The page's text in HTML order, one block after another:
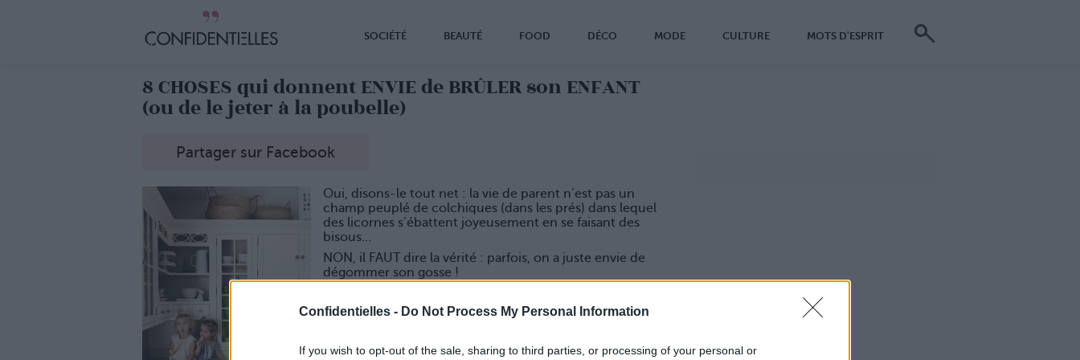
Confidentielles - Do Not Process My Personal Information
If you wish to opt-out of the sale, sharing to third parties, or processing of your personal or
SOCIÉTÉ BEAUTÉ FOOD DÉCO MODE CULTURE MOTS D'ESPRIT
8 CHOSES qui donnent ENVIE de BRÛLER son ENFANT
(ou de le jeter à la poubelle)
Partager sur Facebook
Oui, disons-le tout net : la vie de parent n’est pas un
champ peuplé de colchiques (dans les prés) dans lequel
des licornes s’ébattent joyeusement en se faisant des
bisous…
NON, il FAUT dire la vérité : parfois, on a juste envie de
dégommer son gosse !
Bah oui, tant qu’à faire de tomber malade à peu près tous
combo gastro + grippe étant bien plus fun, hein !